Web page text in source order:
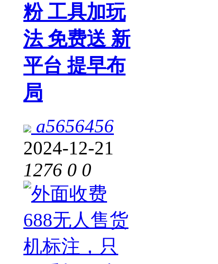
粉 工具加玩
法 免费送 新
平台 提早布
局
a5656456
2024-12-21
1276 0 0